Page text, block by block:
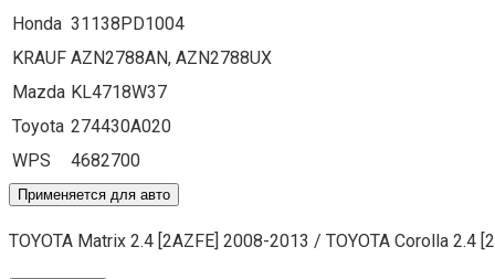
Honda 31138PD1004
KRAUF AZN2788AN, AZN2788UX
Mazda KL4718W37
Toyota 274430A020
WPS
4682700
Применяется для авто
TOYOTA Matrix 2.4 [2AZFE] 2008-2013 / TOYOTA Corolla